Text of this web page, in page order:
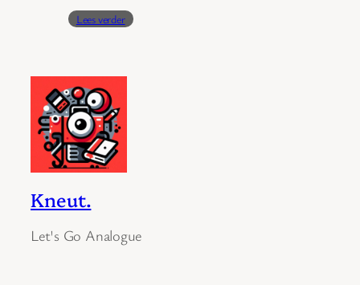
Lees verder
Kneut.
Let's Go Analogue